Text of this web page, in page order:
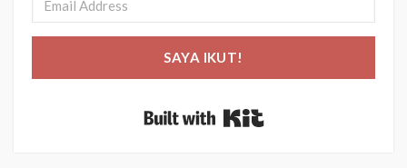
SAYA IKUT!